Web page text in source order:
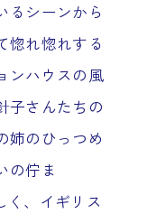
るシーンから
惚れ惚れする
ンハウスの風
子さんたちの
姉のひっつめ
の佇ま
、イギリス